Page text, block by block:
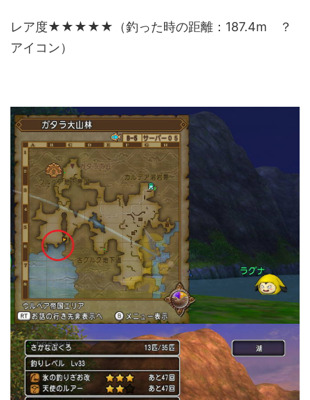
レア度★★★★★（釣った時の距離：187.4m ？
アイコン）